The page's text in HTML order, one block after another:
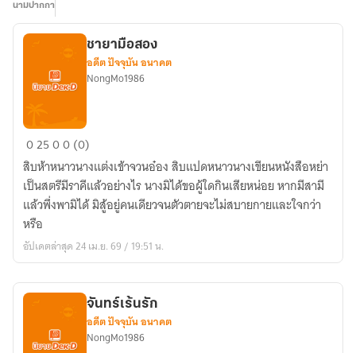
นามปากกา
ชายา
มือ
สอง
ชายามือสอง
อดีต ปัจจุบัน อนาคต
NongMo1986
02500 (0)
สิบห้าหนาวนางแต่งเข้าจวนอ๋อง สิบแปดหนาวนางเขียนหนังสือหย่า
เป็นสตรีมีราคีแล้วอย่างไร นางมิได้ขอผู้ใดกินเสียหน่อย หากมีสามี
แล้วพึ่งพามิได้ มิสู้อยู่คนเดียวจนตัวตายจะไม่สบายกายและใจกว่า
หรือ
อัปเดตล่าสุด 24 เม.ย. 69 / 19:51 น.
จันทร์เร้นรัก
อดีต ปัจจุบัน อนาคต
NongMo1986